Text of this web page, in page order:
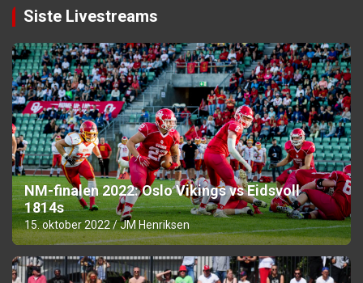
Siste Livestreams
NM-finalen 2022: Oslo Vikings vs Eidsvoll
1814s
15. oktober 2022 JM Henriksen